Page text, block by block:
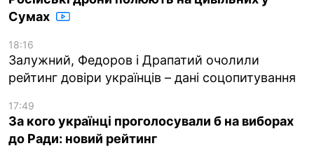
Сумах
18:16
Залужний, Федоров і Драпатий очолили
рейтинг довіри українців – дані соцопитування
17:49
За кого українці проголосували б на виборах
до Ради: новий рейтинг